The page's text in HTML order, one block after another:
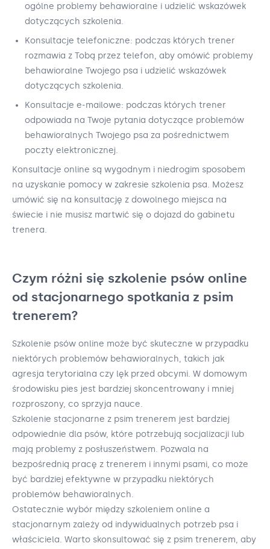
ogólne problemy behawioralne i udzielić wskazówek
dotyczących szkolenia.
Konsultacje telefoniczne: podczas których trener
rozmawia z Tobą przez telefon, aby omówić problemy
behawioralne Twojego psa i udzielić wskazówek
dotyczących szkolenia.
Konsultacje e-mailowe: podczas których trener
odpowiada na Twoje pytania dotyczące problemów
behawioralnych Twojego psa za pośrednictwem
poczty elektronicznej.
Konsultacje online są wygodnym i niedrogim sposobem
na uzyskanie pomocy w zakresie szkolenia psa. Możesz
umówić się na konsultację z dowolnego miejsca na
świecie i nie musisz martwić się o dojazd do gabinetu
trenera.
Czym różni się szkolenie psów online
od stacjonarnego spotkania z psim
trenerem?
Szkolenie psów online może być skuteczne w przypadku
niektórych problemów behawioralnych, takich jak
agresja terytorialna czy lęk przed obcymi. W domowym
środowisku pies jest bardziej skoncentrowany i mniej
rozproszony, co sprzyja nauce.
Szkolenie stacjonarne z psim trenerem jest bardziej
odpowiednie dla psów, które potrzebują socjalizacji lub
mają problemy z posłuszeństwem. Pozwala na
bezpośrednią pracę z trenerem i innymi psami, co może
być bardziej efektywne w przypadku niektórych
problemów behawioralnych.
Ostatecznie wybór między szkoleniem online a
stacjonarnym zależy od indywidualnych potrzeb psa i
właściciela. Warto skonsultować się z psim trenerem, aby